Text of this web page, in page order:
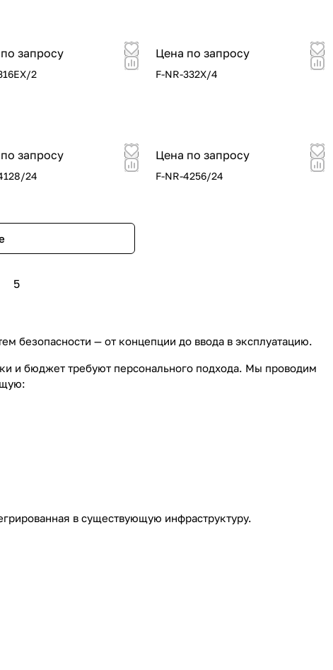
запросу
2
Цена по запросу
F-NR-332X/4
запросу
24
Цена по запросу
F-NR-4256/24
5
безопасности — от концепции до ввода в эксплуатацию.
и бюджет требуют персонального подхода. Мы проводим
в существующую инфраструктуру.